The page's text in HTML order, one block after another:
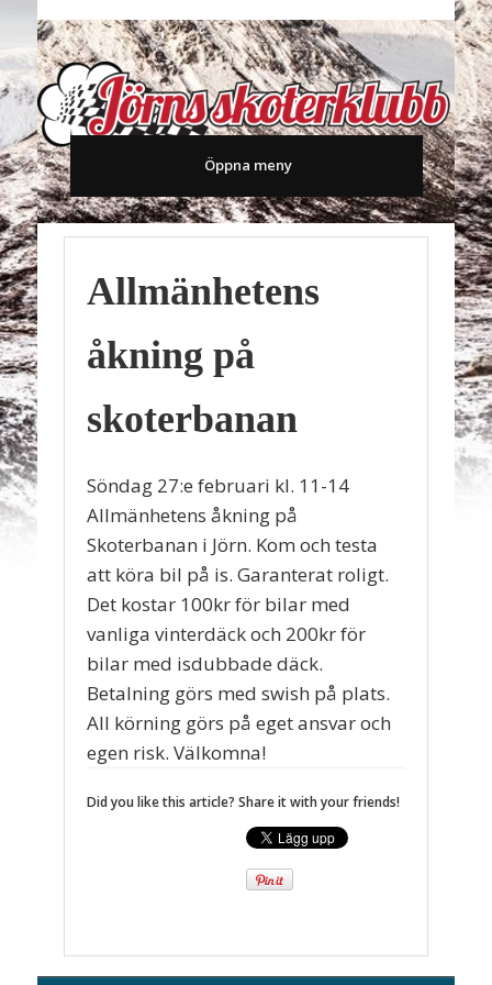
Öppna meny
HEM
OM OSS
SKOTER
BLI MEDLEM
KNUFFARCUPEN
AKTUELLT
KONTAKTA OSS
Allmänhetens
åkning på
skoterbanan
Söndag 27:e februari kl. 11-14
Allmänhetens åkning på
Skoterbanan i Jörn. Kom och testa
att köra bil på is. Garanterat roligt.
Det kostar 100kr för bilar med
vanliga vinterdäck och 200kr för
bilar med isdubbade däck.
Betalning görs med swish på plats.
All körning görs på eget ansvar och
egen risk. Välkomna!
Did you like this article? Share it with your friends!